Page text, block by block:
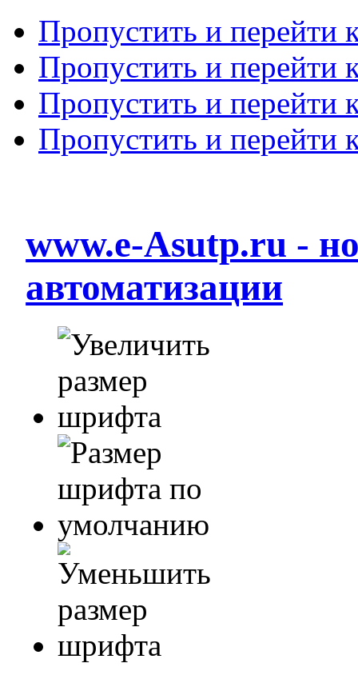
Пропустить и перейти
Пропустить и перейти
Пропустить и перейти
Пропустить и перейти
www.e-Asutp.ru -
автоматизации